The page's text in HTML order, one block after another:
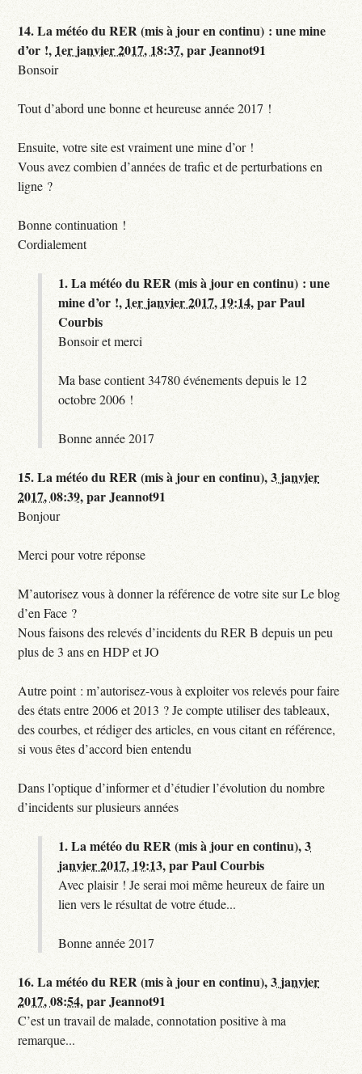
14.La météo du RER (mis à jour en continu) : une mine
d’or !, 1er janvier 2017, 18:37,parJeannot91
Bonsoir
Tout d’abord une bonne et heureuse année 2017 !
Ensuite, votre site est vraiment une mine d’or !
Vous avez combien d’années de trafic et de perturbations en
ligne ?
Bonne continuation !
Cordialement
1.La météo du RER (mis à jour en continu) : une
mine d’or !, 1er janvier 2017, 19:14,parPaul
Courbis
Bonsoir et merci
Ma base contient 34780 événements depuis le 12
octobre 2006 !
Bonne année 2017
15.La météo du RER (mis à jour en continu),3 janvier
2017, 08:39,parJeannot91
Bonjour
Merci pour votre réponse
M’autorisez vous à donner la référence de votre site sur Le blog
d’en Face ?
Nous faisons des relevés d’incidents du RER B depuis un peu
plus de 3 ans en HDP et JO
Autre point : m’autorisez-vous à exploiter vos relevés pour faire
des états entre 2006 et 2013 ? Je compte utiliser des tableaux,
des courbes, et rédiger des articles, en vous citant en référence,
si vous êtes d’accord bien entendu
Dans l’optique d’informer et d’étudier l’évolution du nombre
d’incidents sur plusieurs années
1.La météo du RER (mis à jour en continu),3
janvier 2017, 19:13,parPaul Courbis
Avec plaisir ! Je serai moi même heureux de faire un
lien vers le résultat de votre étude...
Bonne année 2017
16.La météo du RER (mis à jour en continu),3 janvier
2017, 08:54,parJeannot91
C’est un travail de malade, connotation positive à ma
remarque...